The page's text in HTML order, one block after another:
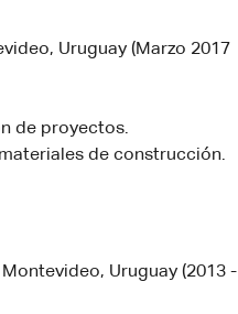
Uruguay (Marzo 2017
de proyectos.
de construcción.
Uruguay (2013 -